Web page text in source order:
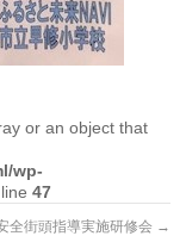
or an object that
wp-
line47
全街頭指導実施研修会 →